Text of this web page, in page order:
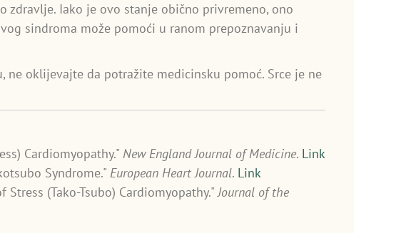
Iako je ovo stanje obično privremeno, ono
sindroma može pomoći u ranom prepoznavanju i
oklijevajte da potražite medicinsku pomoć. Srce je ne
Cardiomyopathy." New England Journal of Medicine. Link
Syndrome." European Heart Journal. Link
Stress (Tako-Tsubo) Cardiomyopathy."Journal of the